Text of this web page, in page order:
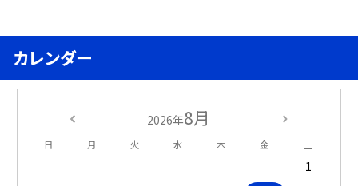
カレンダー
2026年8月
日 月 火 水 木 金 土
1